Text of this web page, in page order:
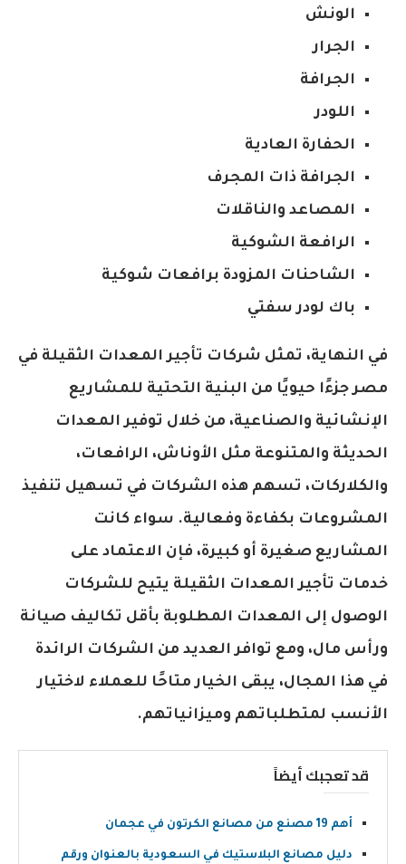
الونش
الجرار
الجرافة
اللودر
الحفارة العادية
الجرافة ذات المجرف
المصاعد والناقلات
الرافعة الشوكية
الشاحنات المزودة برافعات شوكية
باك لودر سفتي
في النهاية، تمثل شركات تأجير المعدات الثقيلة في
مصر جزءًا حيويًا من البنية التحتية للمشاريع
الإنشائية والصناعية، من خلال توفير المعدات
الحديثة والمتنوعة مثل الأوناش، الرافعات،
والكلاركات، تسهم هذه الشركات في تسهيل تنفيذ
المشروعات بكفاءة وفعالية. سواء كانت
المشاريع صغيرة أو كبيرة، فإن الاعتماد على
خدمات تأجير المعدات الثقيلة يتيح للشركات
الوصول إلى المعدات المطلوبة بأقل تكاليف صيانة
ورأس مال، ومع توافر العديد من الشركات الرائدة
في هذا المجال، يبقى الخيار متاحًا للعملاء لاختيار
الأنسب لمتطلباتهم وميزانياتهم.
قد تعجبك أيضاً
أهم 19 مصنع من مصانع الكرتون في عجمان
دليل مصانع البلاستيك في السعودية بالعنوان ورقم